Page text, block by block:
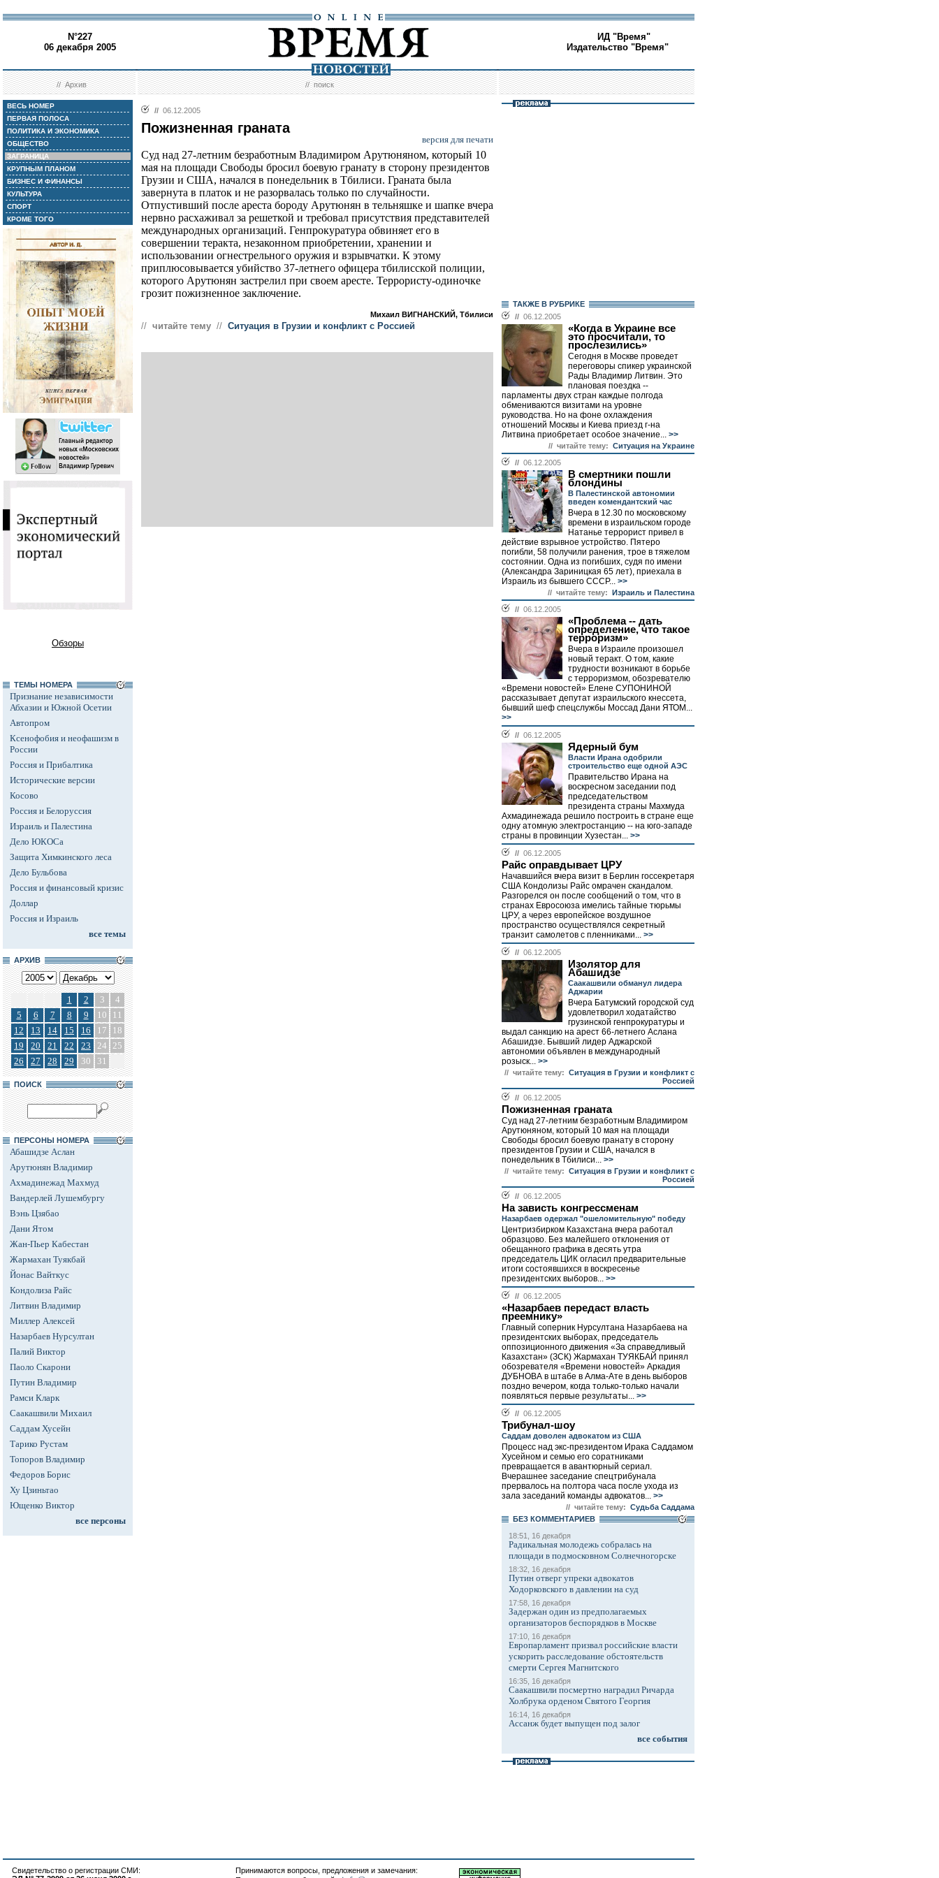
N°227
06 декабря 2005
ИД "Время"
Издательство "Время"
//Архив //поиск
ВЕСЬ НОМЕР
ПЕРВАЯ ПОЛОСА
ПОЛИТИКА И ЭКОНОМИКА
ОБЩЕСТВО
ЗАГРАНИЦА
КРУПНЫМ ПЛАНОМ
БИЗНЕС И ФИНАНСЫ
КУЛЬТУРА
СПОРТ
КРОМЕ ТОГО
Обзоры
ТЕМЫ НОМЕРА
Признание независимости
Абхазии и Южной Осетии
Автопром
Ксенофобия и неофашизм в
России
Россия и Прибалтика
Исторические версии
Косово
Россия и Белоруссия
Израиль и Палестина
Дело ЮКОСа
Защита Химкинского леса
Дело Бульбова
Россия и финансовый кризис
Доллар
Россия и Израиль
все темы
АРХИВ
1 2 3
4
5
6 7 8 9 10
11
12
13 14 15 16 17
18
19
20 21 22 23 24 25
26
27 28 29 30 31
ПОИСК
ПЕРСОНЫ НОМЕРА
Абашидзе Аслан
Арутюнян Владимир
Ахмадинежад Махмуд
Вандерлей Лушембургу
Вэнь Цзябао
Дани Ятом
Жан-Пьер Кабестан
Жармахан Туякбай
Йонас Вайткус
Кондолиза Райс
Литвин Владимир
Миллер Алексей
Назарбаев Нурсултан
Палий Виктор
Паоло Скарони
Путин Владимир
Рамси Кларк
Саакашвили Михаил
Саддам Хусейн
Тарико Рустам
Топоров Владимир
Федоров Борис
Ху Цзиньтао
Ющенко Виктор
все персоны
// 06.12.2005
Пожизненная граната
версия для печати
Суд над 27-летним безработным Владимиром Арутюняном, который 10
мая на площади Свободы бросил боевую гранату в сторону президентов
Грузии и США, начался в понедельник в Тбилиси. Граната была
завернута в платок и не разорвалась только по случайности.
Отпустивший после ареста бороду Арутюнян в тельняшке и шапке вчера
нервно расхаживал за решеткой и требовал присутствия представителей
международных организаций. Генпрокуратура обвиняет его в
совершении теракта, незаконном приобретении, хранении и
использовании огнестрельного оружия и взрывчатки. К этому
приплюсовывается убийство 37-летнего офицера тбилисской полиции,
которого Арутюнян застрелил при своем аресте. Террористу-одиночке
грозит пожизненное заключение.
Михаил ВИГНАНСКИЙ, Тбилиси
// читайте тему // Ситуация в Грузии и конфликт с Россией
ТАКЖЕ В РУБРИКЕ
// 06.12.2005
«Когда в Украине все
это просчитали, то
прослезились»
Сегодня в Москве проведет
переговоры спикер украинской
Рады Владимир Литвин. Это
плановая поездка --
парламенты двух стран каждые полгода
обмениваются визитами на уровне
руководства. Но на фоне охлаждения
отношений Москвы и Киева приезд г-на
Литвина приобретает особое значение... >>
// читайте тему: Ситуация на Украине
// 06.12.2005
В смертники пошли
блондины
В Палестинской автономии
введен комендантский час
Вчера в 12.30 по московскому
времени в израильском городе
Натанье террорист привел в
действие взрывное устройство. Пятеро
погибли, 58 получили ранения, трое в тяжелом
состоянии. Одна из погибших, судя по имени
(Александра Зариницкая 65 лет), приехала в
Израиль из бывшего СССР... >>
// читайте тему: Израиль и Палестина
// 06.12.2005
«Проблема -- дать
определение, что такое
терроризм»
Вчера в Израиле произошел
новый теракт. О том, какие
трудности возникают в борьбе
с терроризмом, обозревателю
«Времени новостей» Елене СУПОНИНОЙ
рассказывает депутат израильского кнессета,
бывший шеф спецслужбы Моссад Дани ЯТОМ...
>>
// 06.12.2005
Ядерный бум
Власти Ирана одобрили
строительство еще одной АЭС
Правительство Ирана на
воскресном заседании под
председательством
президента страны Махмуда
Ахмадинежада решило построить в стране еще
одну атомную электростанцию -- на юго-западе
страны в провинции Хузестан... >>
// 06.12.2005
Райс оправдывает ЦРУ
Начавшийся вчера визит в Берлин госсекретаря
США Кондолизы Райс омрачен скандалом.
Разгорелся он после сообщений о том, что в
странах Евросоюза имелись тайные тюрьмы
ЦРУ, а через европейское воздушное
пространство осуществлялся секретный
транзит самолетов с пленниками... >>
// 06.12.2005
Изолятор для
Абашидзе
Саакашвили обманул лидера
Аджарии
Вчера Батумский городской суд
удовлетворил ходатайство
грузинской генпрокуратуры и
выдал санкцию на арест 66-летнего Аслана
Абашидзе. Бывший лидер Аджарской
автономии объявлен в международный
розыск... >>
// читайте тему: Ситуация в Грузии и конфликт с
Россией
// 06.12.2005
Пожизненная граната
Суд над 27-летним безработным Владимиром
Арутюняном, который 10 мая на площади
Свободы бросил боевую гранату в сторону
президентов Грузии и США, начался в
понедельник в Тбилиси... >>
// читайте тему: Ситуация в Грузии и конфликт с
Россией
// 06.12.2005
На зависть конгрессменам
Назарбаев одержал "ошеломительную" победу
Центризбирком Казахстана вчера работал
образцово. Без малейшего отклонения от
обещанного графика в десять утра
председатель ЦИК огласил предварительные
итоги состоявшихся в воскресенье
президентских выборов... >>
// 06.12.2005
«Назарбаев передаст власть
преемнику»
Главный соперник Нурсултана Назарбаева на
президентских выборах, председатель
оппозиционного движения «За справедливый
Казахстан» (ЗСК) Жармахан ТУЯКБАЙ принял
обозревателя «Времени новостей» Аркадия
ДУБНОВА в штабе в Алма-Ате в день выборов
поздно вечером, когда только-только начали
появляться первые результаты... >>
// 06.12.2005
Трибунал-шоу
Саддам доволен адвокатом из США
Процесс над экс-президентом Ирака Саддамом
Хусейном и семью его соратниками
превращается в авантюрный сериал.
Вчерашнее заседание спецтрибунала
прервалось на полтора часа после ухода из
зала заседаний команды адвокатов... >>
// читайте тему: Судьба Саддама
БЕЗ КОМMЕНТАРИЕВ
18:51, 16 декабря
Радикальная молодежь собралась на
площади в подмосковном Солнечногорске
18:32, 16 декабря
Путин отверг упреки адвокатов
Ходорковского в давлении на суд
17:58, 16 декабря
Задержан один из предполагаемых
организаторов беспорядков в Москве
17:10, 16 декабря
Европарламент призвал российские власти
ускорить расследование обстоятельств
смерти Сергея Магнитского
16:35, 16 декабря
Саакашвили посмертно наградил Ричарда
Холбрука орденом Святого Георгия
16:14, 16 декабря
Ассанж будет выпущен под залог
все события
Свидетельство о регистрации СМИ:
Принимаются вопросы, предложения и замечания: